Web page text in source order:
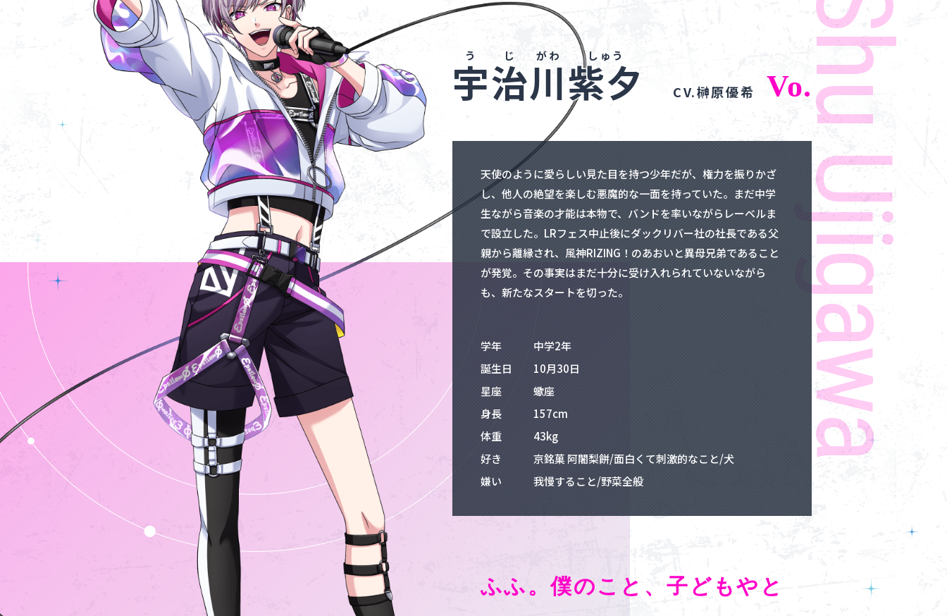
コンテンツ利用ガイドライン
お問い合わせ
宇治川紫夕 CV.榊原優希 Vo.
天使のように愛らしい見た目を持つ少年だが、権力を振りかざ
し、他人の絶望を楽しむ悪魔的な一面を持っていた。まだ中学
生ながら音楽の才能は本物で、バンドを率いながらレーベルま
で設立した。LRフェス中止後にダックリバー社の社長である父
親から離縁され、風神RIZING！のあおいと異母兄弟であること
が発覚。その事実はまだ十分に受け入れられていないながら
も、新たなスタートを切った。
学年
中学2年
誕生日
10月30日
星座
蠍座
身長
157cm
体重
43kg
好き
京銘菓 阿闍梨餅/面白くて刺激的なこと/犬
嫌い
我慢すること/野菜全般
ふふ。僕のこと、子どもやと